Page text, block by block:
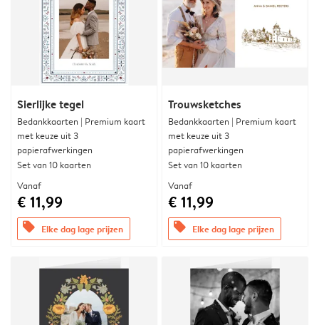
Sierlijke tegel
Bedankkaarten | Premium kaart
met keuze uit 3
papierafwerkingen
Set van 10 kaarten
Vanaf
€ 11,99
offers Elke dag lage prijzen
Trouwsketches
Bedankkaarten | Premium kaart
met keuze uit 3
papierafwerkingen
Set van 10 kaarten
Vanaf
€ 11,99
offers Elke dag lage prijzen